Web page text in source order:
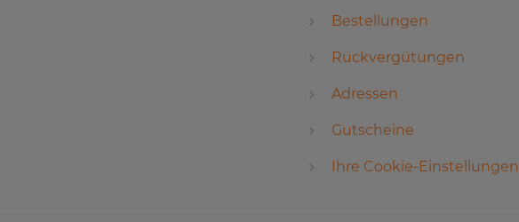
Bestellungen
Rückvergütungen
Adressen
Gutscheine
Ihre Cookie-Einstellungen